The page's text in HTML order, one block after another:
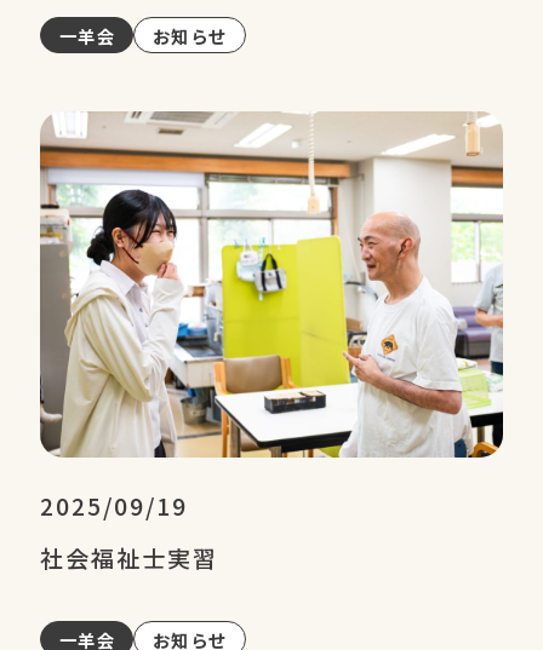
一羊会 お知らせ
2025/09/19
社会福祉士実習
一羊会 お知らせ